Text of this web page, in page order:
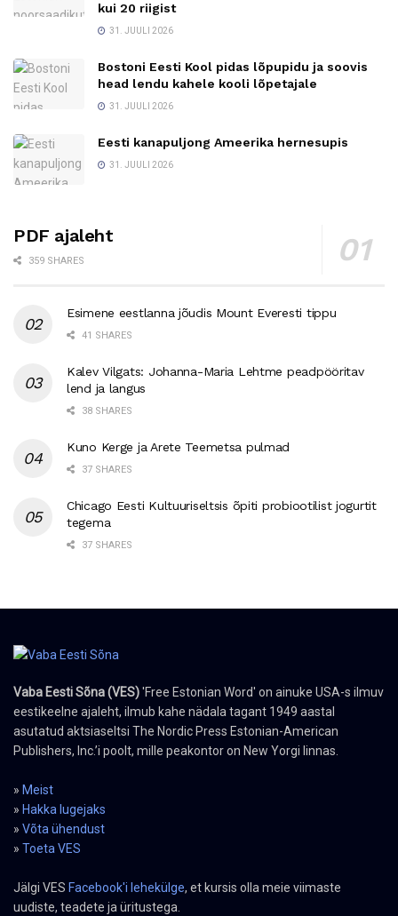
kui 20 riigist
31. JUULI 2026
Bostoni Eesti Kool pidas lõpupidu ja soovis
head lendu kahele kooli lõpetajale
31. JUULI 2026
Eesti kanapuljong Ameerika hernesupis
31. JUULI 2026
PDF ajaleht
359 SHARES
Esimene eestlanna jõudis Mount Everesti tippu
41 SHARES
Kalev Vilgats: Johanna-Maria Lehtme peadpööritav
lend ja langus
38 SHARES
Kuno Kerge ja Arete Teemetsa pulmad
37 SHARES
Chicago Eesti Kultuuriseltsis õpiti probiootilist jogurtit
tegema
37 SHARES
Vaba Eesti Sõna (VES)'Free Estonian Word' on ainuke USA-s ilmuv
eestikeelne ajaleht, ilmub kahe nädala tagant 1949 aastal
asutatud aktsiaseltsi The Nordic Press Estonian-American
Publishers, Inc.’i poolt, mille peakontor on New Yorgi linnas.
» Meist
» Hakka lugejaks
» Võta ühendust
» Toeta VES
Jälgi VES Facebook'i lehekülge, et kursis olla meie viimaste
uudiste, teadete ja üritustega.